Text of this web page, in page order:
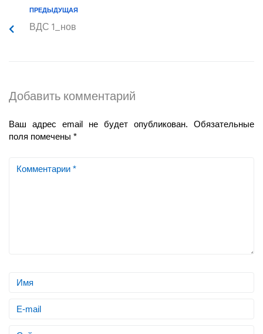
ПРЕДЫДУЩАЯ
ВДС 1_нов
Добавить комментарий
Ваш адрес email не будет опубликован.
Обязательные
поля помечены *